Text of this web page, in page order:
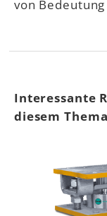
von
Interessante
diesem Thema